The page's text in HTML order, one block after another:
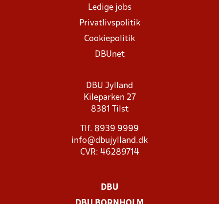
Ledige jobs
Privatlivspolitik
Cookiepolitik
DBUnet
DBU Jylland
Kileparken 27
8381 Tilst
Tlf. 8939 9999
info@dbujylland.dk
CVR: 46289714
DBU